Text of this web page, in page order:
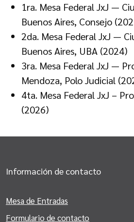
1ra. Mesa Federal JxJ —
Buenos Aires, Consejo
2da. Mesa Federal JxJ —
Buenos Aires, UBA (2024)
3ra. Mesa Federal JxJ —
Mendoza, Polo Judicial
4ta. Mesa Federal JxJ –
(2026)
Información de contacto
Mesa de Entradas
Formulario de contacto